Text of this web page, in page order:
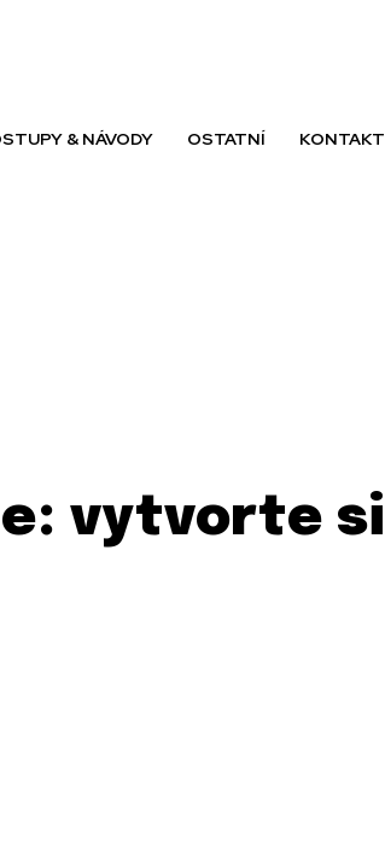
& NÁVODY OSTATNÍ KONTAKT
vytvorte si